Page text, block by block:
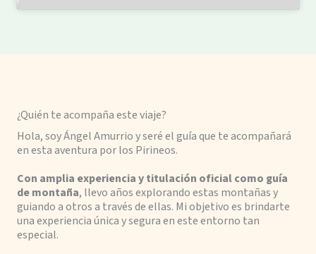
¿Quién te acompaña este viaje?
Hola, soy Ángel Amurrio y seré el guía que te acompañará
en esta aventura por los Pirineos.
Con amplia experiencia y titulación oficial como guía
de montaña, llevo años explorando estas montañas y
guiando a otros a través de ellas. Mi objetivo es brindarte
una experiencia única y segura en este entorno tan
especial.